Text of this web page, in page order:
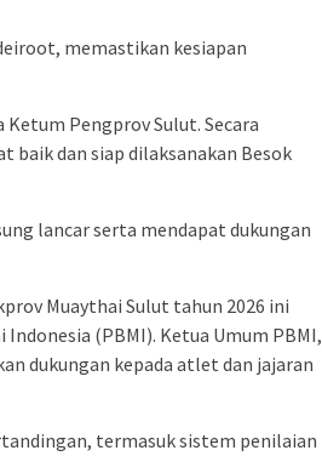
memastikan kesiapan
Pengprov Sulut. Secara
baik dan siap dilaksanakan Besok
lancar serta mendapat dukungan
Muaythai Sulut tahun 2026 ini
(PBMI). Ketua Umum PBMI,
dukungan kepada atlet dan jajaran
termasuk sistem penilaian